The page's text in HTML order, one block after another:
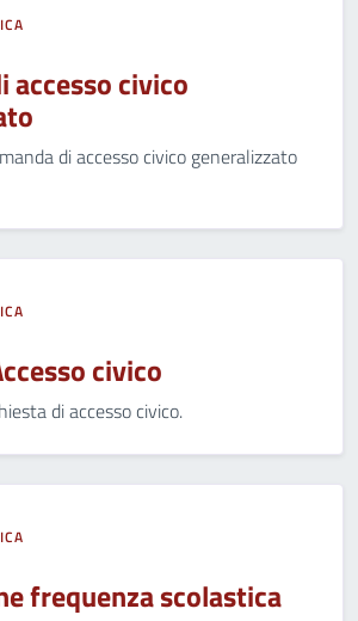
accesso civico
di accesso civico generalizzato
civico
di accesso civico.
frequenza scolastica